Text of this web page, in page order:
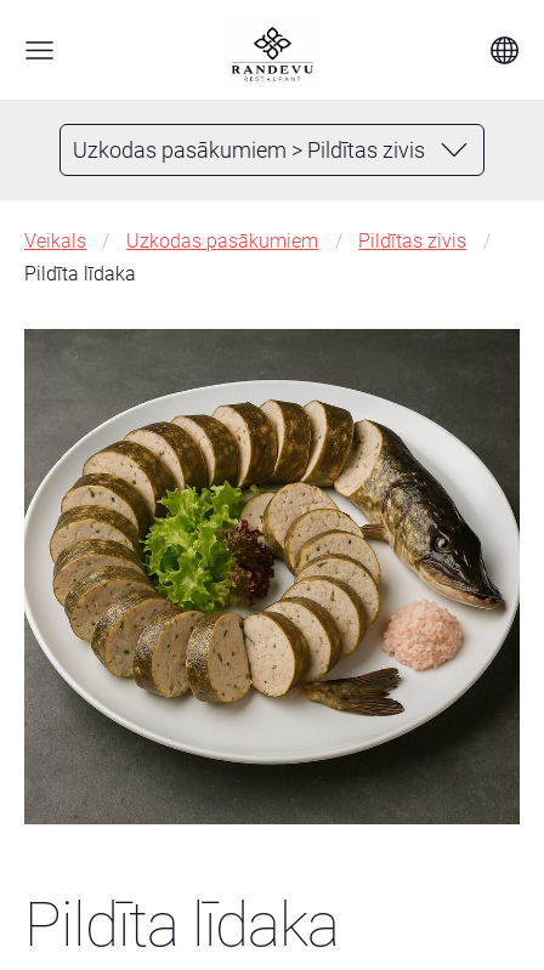
Uzkodas pasākumiem > Pildītas zivis
Veikals Uzkodas pasākumiem
Pildītas zivis
Pildīta līdaka
Pildīta līdaka